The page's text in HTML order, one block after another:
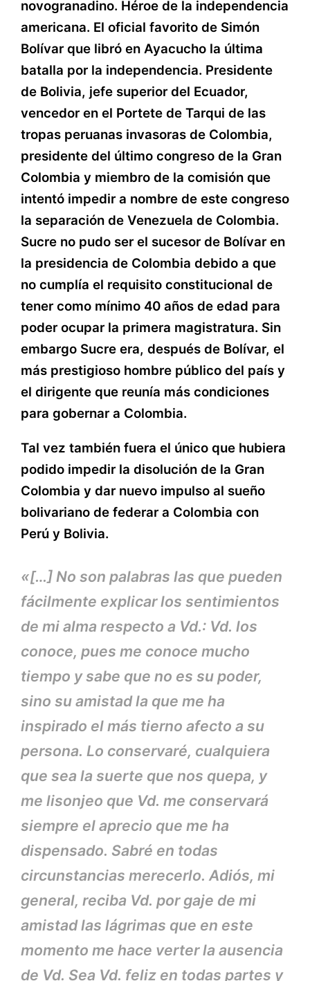
novogranadino. Héroe de la independencia
americana. El oficial favorito de Simón
Bolívar que libró en Ayacucho la última
batalla por la independencia. Presidente
de Bolivia, jefe superior del Ecuador,
vencedor en el Portete de Tarqui de las
tropas peruanas invasoras de Colombia,
presidente del último congreso de la Gran
Colombia y miembro de la comisión que
intentó impedir a nombre de este congreso
la separación de Venezuela de Colombia.
Sucre no pudo ser el sucesor de Bolívar en
la presidencia de Colombia debido a que
no cumplía el requisito constitucional de
tener como mínimo 40 años de edad para
poder ocupar la primera magistratura. Sin
embargo Sucre era, después de Bolívar, el
más prestigioso hombre público del país y
el dirigente que reunía más condiciones
para gobernar a Colombia.
Tal vez también fuera el único que hubiera
podido impedir la disolución de la Gran
Colombia y dar nuevo impulso al sueño
bolivariano de federar a Colombia con
Perú y Bolivia.
«[…] No son palabras las que pueden
fácilmente explicar los sentimientos
de mi alma respecto a Vd.: Vd. los
conoce, pues me conoce mucho
tiempo y sabe que no es su poder,
sino su amistad la que me ha
inspirado el más tierno afecto a su
persona. Lo conservaré, cualquiera
que sea la suerte que nos quepa, y
me lisonjeo que Vd. me conservará
siempre el aprecio que me ha
dispensado. Sabré en todas
circunstancias merecerlo. Adiós, mi
general, reciba Vd. por gaje de mi
amistad las lágrimas que en este
momento me hace verter la ausencia
de Vd. Sea Vd. feliz en todas partes y